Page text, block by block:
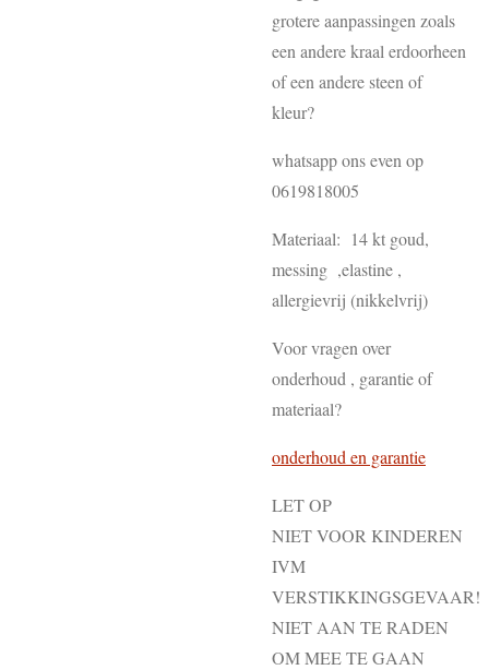
grotere aanpassingen zoals
een andere kraal erdoorheen
of een andere steen of
kleur?
whatsapp ons even op
0619818005
Materiaal: 14 kt goud,
messing ,elastine ,
allergievrij (nikkelvrij)
Voor vragen over
onderhoud , garantie of
materiaal?
onderhoud en garantie
LET OP
NIET VOOR KINDEREN
IVM
VERSTIKKINGSGEVAAR!
NIET AAN TE RADEN
OM MEE TE GAAN